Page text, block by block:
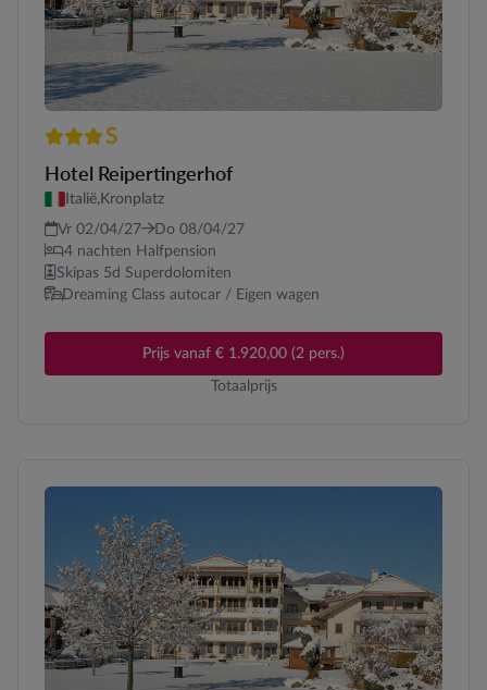
3 sterren Superior
S
Hotel Reipertingerhof
Italië, Kronplatz
Vr 02/04/27
Do 08/04/27
4 nachten Halfpension
Skipas 5d Superdolomiten
Dreaming Class autocar / Eigen wagen
Prijs vanaf € 1.920,00 (2 pers.)
Totaalprijs